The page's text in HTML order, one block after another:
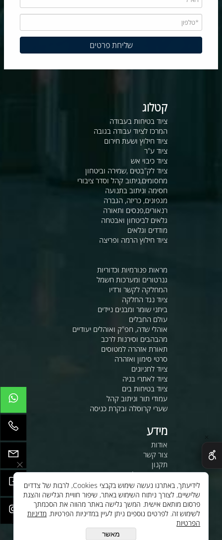
קטלוג
ציוד בטיחות בעבודה
המרכז לציוד עבודה בגובה
ציוד חילוץ ושעת חירום
ציוד ע"ר
ציוד כיבוי אש
ציוד לק"בטים ,שמירה וביטחון
מחסומים,ניתוב קהל וסדר ציבורי
חסימה וניתוב בתנועה
מגפונים, כריזה, הגברה
רנאורים,פנסים ותאורה
גלאים לביטחון ואבטחה
מודדים וגלאים
ציוד חילוץ הרמה ופריצה
מראות פנורמיות וכדוריות
גנרטורים ומערכות חשמל
המחלקה לקשר ורדיו
ציוד נגד החלקה
ביתני שומר ומבנים ניידים
עולם החבלים
אוהלי שדה, חפ"ק ואוהלים יעודיים
מהבהבים וסירנות לרכב
תאורת אזהרה למטוסים
סרטי סימון ואזהרה
ציוד לחניונים
ציוד לאתרי בניה
ציוד בטיחות בים
עמודי תור וניתוב קהל
שערי קרוסלה ובקרת כניסה
מידע
אודות
צור קשר
תקנון
מדיניות משלוחים
משרות
לחנות שלנו - לרכישה ברשת
לסי.איי.אל טכנולוגיות 1997 בע"מ
לידיעתך, באתרנו נעשה שימוש בקבצי Cookies, לרבות של צדדים
שלישיים, לצורך ניתוח השימוש באתר, שיפור חוויית הגלישה והצגת
פרסום מותאם אישית. המשך גלישה באתר מהווה את הסכמתך
לשימוש זה. לפרטים נוספים ניתן לעיין במדיניות הפרטיות. מדיניות
הפרטיות
מאשר